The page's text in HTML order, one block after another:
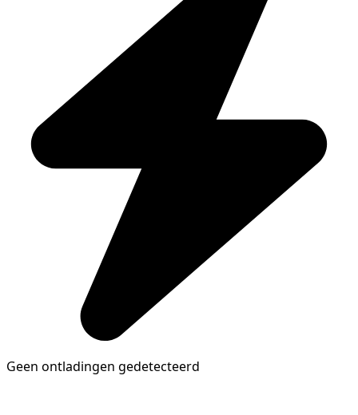
Geen ontladingen gedetecteerd